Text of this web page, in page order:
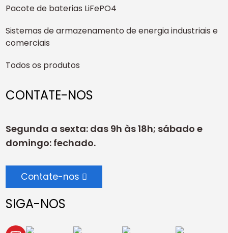
Pacote de baterias LiFePO4
Sistemas de armazenamento de energia industriais e
comerciais
Todos os produtos
CONTATE-NOS
Segunda a sexta: das 9h às 18h; sábado e
domingo: fechado.
Contate-nos
SIGA-NOS